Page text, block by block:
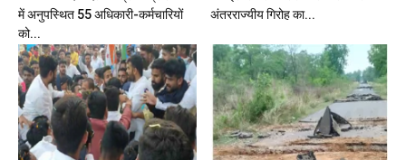
में अनुपस्थित 55 अधिकारी-कर्मचारियों
को...
अंतरराज्यीय गिरोह का...